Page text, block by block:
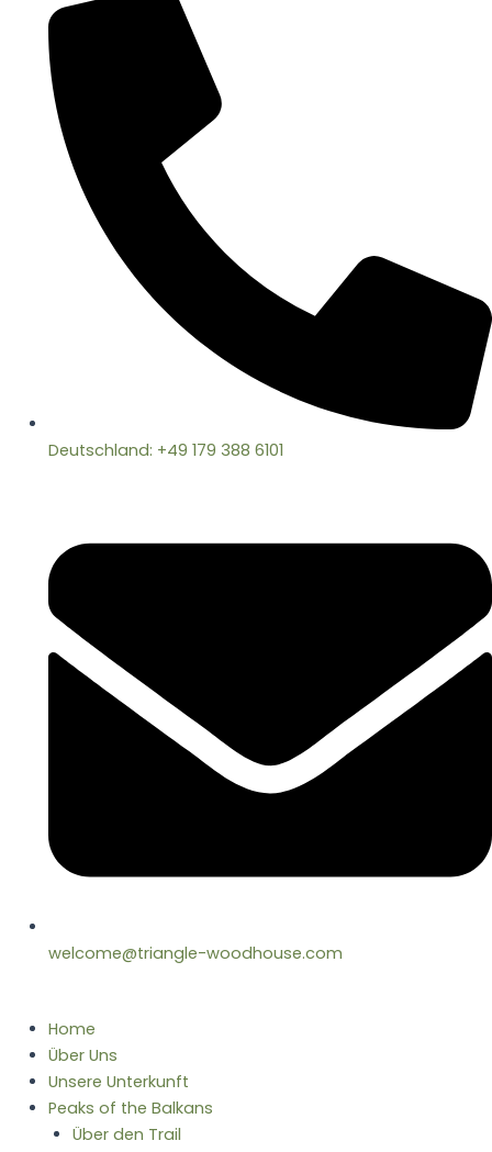
Deutschland: +49 179 388 6101
welcome@triangle-woodhouse.com
Home
Über Uns
Unsere Unterkunft
Peaks of the Balkans
Über den Trail